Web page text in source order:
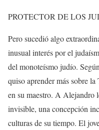
PROTECTOR DE LOS
Pero sucedió algo
inusual interés por el
del monoteísmo judío.
quiso aprender más sobre
en su maestro. A Alejandro
invisible, una concepción
culturas de su tiempo. El